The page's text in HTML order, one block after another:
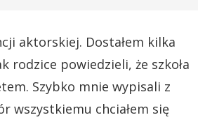
aktorskiej. Dostałem kilka
rodzice powiedzieli, że szkoła
Szybko mnie wypisali z
wszystkiemu chciałem się